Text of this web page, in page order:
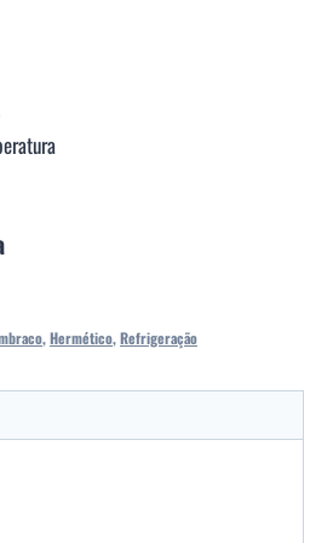
,Hermético,Refrigeração